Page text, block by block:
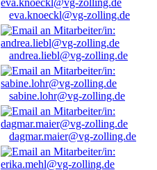
eva.knoeckl@vg-zolling.de
andrea.liebl@vg-zolling.de
sabine.lohr@vg-zolling.de
dagmar.maier@vg-zolling.de